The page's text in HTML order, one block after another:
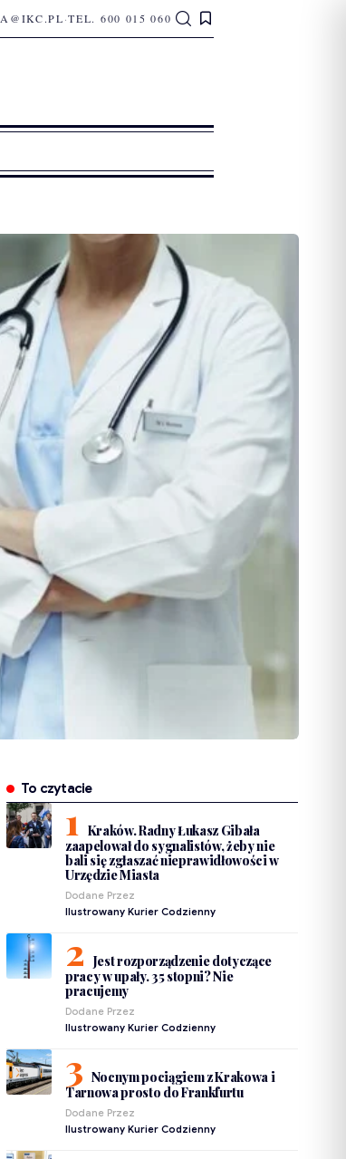
·TEL. 600 015 060
To czytacie
Kraków. Radny Łukasz Gibała
zaapelował do sygnalistów, żeby nie
bali się zgłaszać nieprawidłowości w
Urzędzie Miasta
Dodane Przez
Ilustrowany Kurier Codzienny
Jest rozporządzenie dotyczące
pracy w upały. 35 stopni? Nie
pracujemy
Dodane Przez
Ilustrowany Kurier Codzienny
Nocnym pociągiem z Krakowa i
Tarnowa prosto do Frankfurtu
Dodane Przez
Ilustrowany Kurier Codzienny